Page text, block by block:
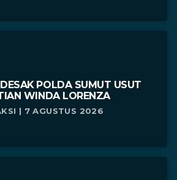
POLDA SUMUT USUT
WINDA LORENZA
| 7 AGUSTUS 2026